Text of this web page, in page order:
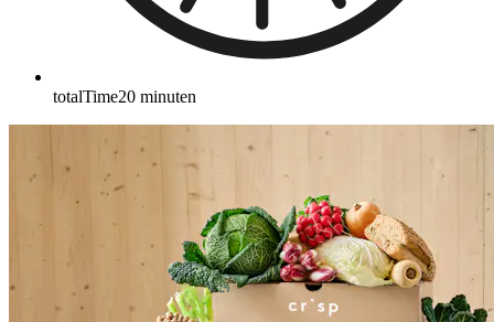
totalTime20 minuten